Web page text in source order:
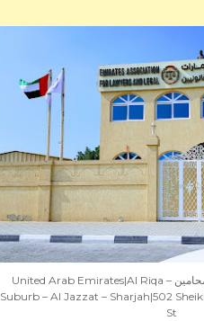
جمعية الإمارات للمحامين والمحامين – United Arab Emirates|Al Riqa
Suburb – Al Jazzat – Sharjah|502
St